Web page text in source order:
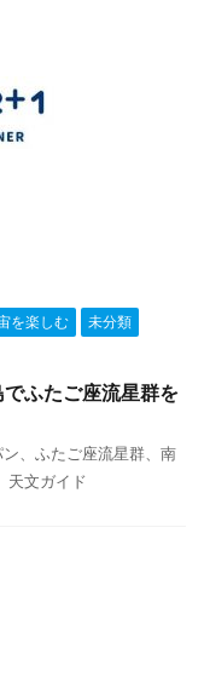
を楽しむ
未分類
ふたご座流星群を
、ふたご座流星群、南
天文ガイド